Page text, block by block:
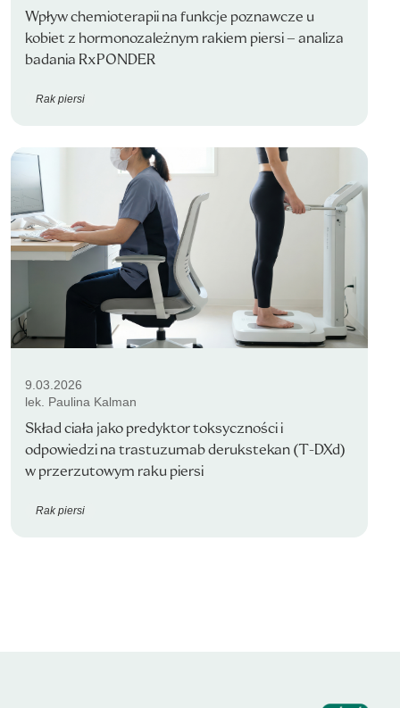
Wpływ chemioterapii na funkcje poznawcze u
kobiet z hormonozależnym rakiem piersi – analiza
badania RxPONDER
Rak piersi
9.03.2026
lek. Paulina Kalman
Skład ciała jako predyktor toksyczności i
odpowiedzi na trastuzumab derukstekan (T-DXd)
w przerzutowym raku piersi
Rak piersi